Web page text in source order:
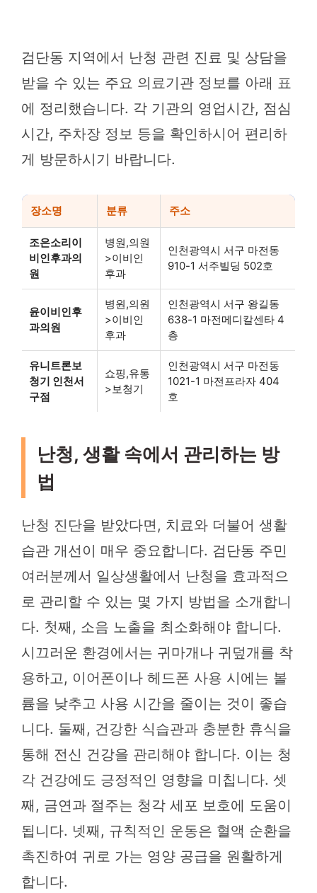
검단동 지역에서 난청 관련 진료 및 상담을
받을 수 있는 주요 의료기관 정보를 아래 표
에 정리했습니다. 각 기관의 영업시간, 점심
시간, 주차장 정보 등을 확인하시어 편리하
게 방문하시기 바랍니다.
장소명 분류 주소
조은소리이
비인후과의
원
병원,의원
>이비인
후과
인천광역시 서구 마전동
910-1 서주빌딩 502호
윤이비인후
과의원
병원,의원
>이비인
후과
인천광역시 서구 왕길동
638-1 마전메디칼센타 4
층
유니트론보
청기 인천서
구점
쇼핑,유통
>보청기
인천광역시 서구 마전동
1021-1 마전프라자 404
호
난청, 생활 속에서 관리하는 방
법
난청 진단을 받았다면, 치료와 더불어 생활
습관 개선이 매우 중요합니다. 검단동 주민
여러분께서 일상생활에서 난청을 효과적으
로 관리할 수 있는 몇 가지 방법을 소개합니
다. 첫째, 소음 노출을 최소화해야 합니다.
시끄러운 환경에서는 귀마개나 귀덮개를 착
용하고, 이어폰이나 헤드폰 사용 시에는 볼
륨을 낮추고 사용 시간을 줄이는 것이 좋습
니다. 둘째, 건강한 식습관과 충분한 휴식을
통해 전신 건강을 관리해야 합니다. 이는 청
각 건강에도 긍정적인 영향을 미칩니다. 셋
째, 금연과 절주는 청각 세포 보호에 도움이
됩니다. 넷째, 규칙적인 운동은 혈액 순환을
촉진하여 귀로 가는 영양 공급을 원활하게
합니다.